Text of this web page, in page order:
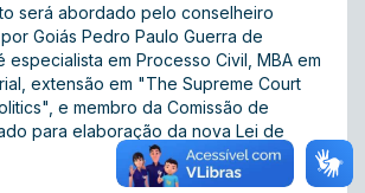
será abordado pelo conselheiro
Goiás Pedro Paulo Guerra de
especialista em Processo Civil, MBA em
extensão em "The Supreme Court
e membro da Comissão de
para elaboração da nova Lei de